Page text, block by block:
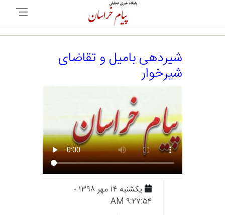
شیردهی بامیل و تقاضای
شیرخوار
يکشنبه ۱۴ مهر ۱۳۹۸ -
۹:۲۷:۵۴ AM